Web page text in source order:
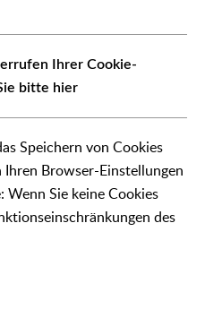
Ihrer Cookie-
bitte hier
Speichern von Cookies
Ihren Browser-Einstellungen
Wenn Sie keine Cookies
des